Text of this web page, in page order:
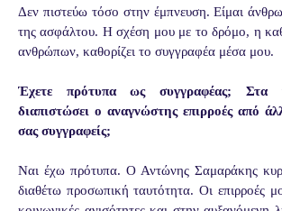
Δεν πιστεύω τόσο στην έμπνευση. Είμαι
της ασφάλτου. Ησχέση μου με το δρόμο, η
ανθρώπων, καθορίζει το συγγραφέα μέσα μου.
Έχετε πρότυπα ως συγγραφέας; Στα
διαπιστώσει ο αναγνώστης επιρροές από
σας συγγραφείς;
Ναι έχω πρότυπα. Ο Αντώνης Σαμαράκης
διαθέτω προσωπικήταυτότητα. Οι επιρροές